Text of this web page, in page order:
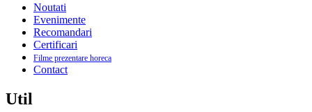
Noutati
Evenimente
Recomandari
Certificari
Filme prezentare horeca
Contact
Util